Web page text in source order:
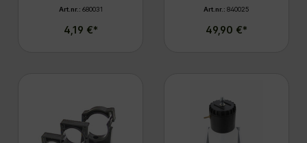
Art.nr.: 680031
4,19 €*
Art.nr.: 840025
49,90 €*